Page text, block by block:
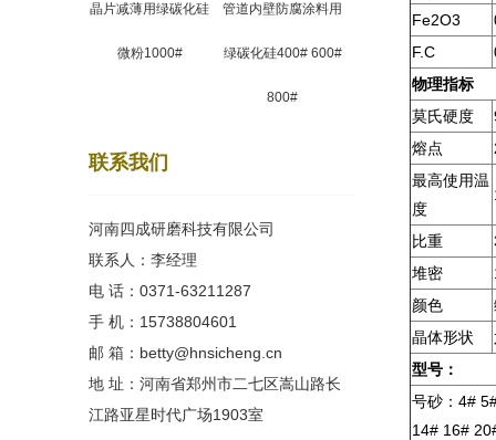
晶片减薄用绿碳化硅
微粉1000#
管道内壁防腐涂料用
绿碳化硅400# 600#
800#
联系我们
河南四成研磨科技有限公司
联系人：李经理
电 话：0371-63211287
手 机：15738804601
邮 箱：betty@hnsicheng.cn
地 址：河南省郑州市二七区嵩山路长
江路亚星时代广场1903室
Fe2O3
F.C
物理指标
莫氏硬度
熔点
最高使用温
度
比重
堆密
颜色
晶体形状
型号：
号砂：4#
14# 16#